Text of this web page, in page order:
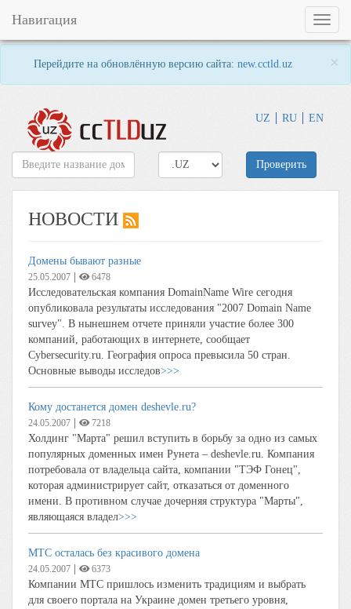
Перейдите на обновлённую версию сайта: new.cctld.uz ×
UZ RU EN
Toggle
Навигация
Проверить
НОВОСТИ
Домены бывают разные
25.05.2007 6478
Исследовательская компания DomainName Wire сегодня
опубликовала результаты исследования "2007 Domain Name
survey". В нынешнем отчете приняли участие более 300
компаний, работающих в интернете, сообщает
Cybersecurity.ru. География опроса превысила 50 стран.
Основные выводы исследов>>>
Кому достанется домен deshevle.ru?
24.05.2007 7218
Холдинг "Марта" решил вступить в борьбу за одно из самых
популярных доменных имен Рунета – deshevle.ru. Компания
потребовала от владельца сайта, компании "ТЭФ Гонец",
которая администрирует сайт, отказаться от доменного
имени. В противном случае дочерняя структура "Марты",
являющаяся владел>>>
МТС осталась без красивого домена
24.05.2007 6373
Компании МТС пришлось изменить традициям и выбрать
для своего портала на Украине домен третьего уровня,